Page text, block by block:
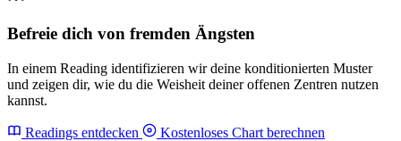
Befreie dich von fremden Ängsten
In einem Reading identifizieren wir deine konditionierten Muster
und zeigen dir, wie du die Weisheit deiner offenen Zentren nutzen
kannst.
Readings entdecken Kostenloses Chart berechnen